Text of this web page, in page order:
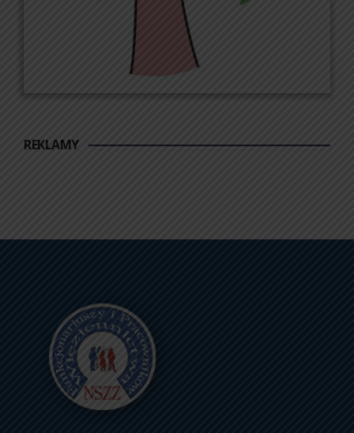
REKLAMY